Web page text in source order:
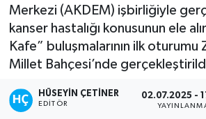
Merkezi (AKDEM) işbirliğiyle
kanser hastalığı konusunun ele
Kafe” buluşmalarının ilk
Millet Bahçesi’nde
HÜSEYIN ÇETINER
EDITÖR
02.07.2025 -